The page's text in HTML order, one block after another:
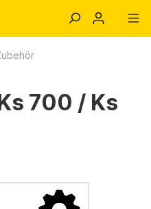
700 / Ks